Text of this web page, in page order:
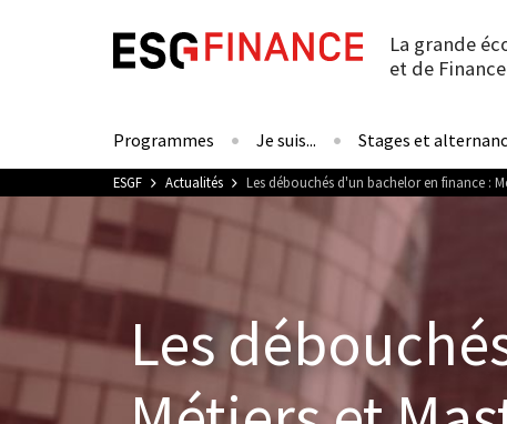
Les
La grande
et de
Programmes Je suis... Stages et
Vous êtes ici
ESGF Actualités Les débouchés d'un bachelor en finance :